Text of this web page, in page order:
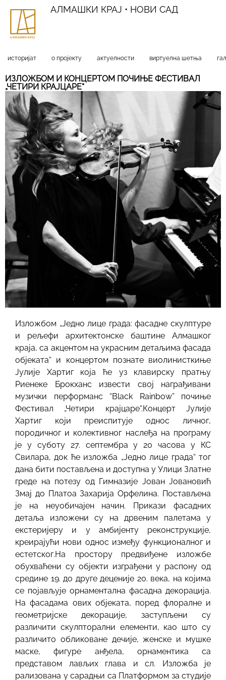
АЛМАШКИ КРАЈ • НОВИ САД
историјат о пројекту актуелности виртуелна шетња
ИЗЛОЖБОМ И КОНЦЕРТОМ ПОЧИЊЕ ФЕСТИВАЛ
„ЧЕТИРИ КРАЈЦАРЕ“
Изложбом „Једно лице града: фасадне скулптуре
и рељефи архитектонске баштине Алмашког
краја, са акцентом на украсним детаљима фасада
објеката“ и концертом познате виолинисткиње
Јулије Хартиг која ће уз клавирску пратњу
Риенеке Брокханс извести свој награђивани
музички перформанс “Black Rainbow” почиње
Фестивал „Четири крајцаре“.Концерт Јулије
Хартиг који преиспитује однос личног,
породичног и колективног наслеђа на програму
је у суботу 27. септембра у 20 часова у КС
Свилара, док ће изложба „Једно лице града“ тог
дана бити постављена и доступна у Улици Златне
греде на потезу од Гимназије Јован Јовановић
Змај до Платоа Захарија Орфелина. Постављена
је на неуобичајен начин. Прикази фасадних
детаља изложени су на дрвеним палетама у
екстеријеру и у амбијенту реконструкције,
креирајући нови однос између функционалног и
естетског.На простору предвиђене изложбе
обухваћени су објекти изграђени у распону од
средине 19. до друге деценије 20. века, на којима
се појављује орнаментална фасадна декорација.
На фасадама ових објеката, поред флоралне и
геометријске декорације, заступљени су
различити скулпторални елементи, као што су
различито обликоване дечије, женске и мушке
маске, фигуре анђела, орнаментика са
представом лављих глава и сл. Изложба је
рализована у сарадњи са Платформом за студије